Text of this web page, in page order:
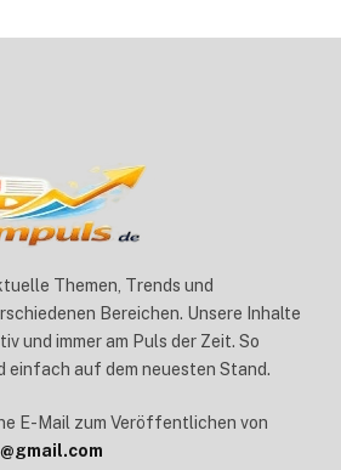
Themen, Trends und
Bereichen. Unsere Inhalte
und immer am Puls der Zeit. So
einfach auf dem neuesten Stand.
E-Mail zum Veröffentlichen von